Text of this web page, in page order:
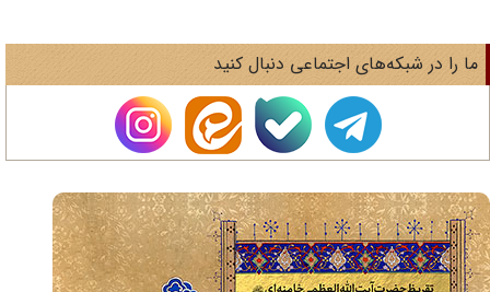
را در شبکه‌های اجتماعی دنبال کنید